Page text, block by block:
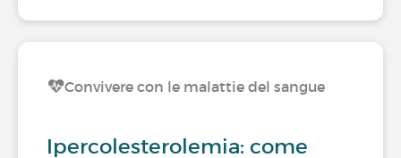
Convivere con le malattie del sangue
Ipercolesterolemia: come